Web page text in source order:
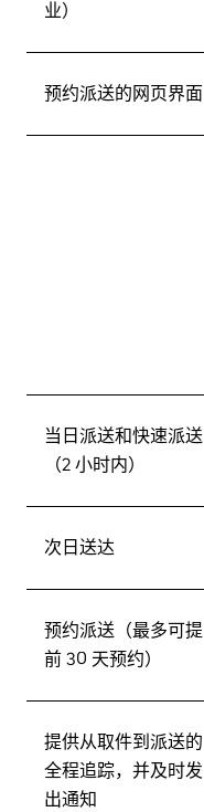
业）
预约派送的网页界面
当日派送和快速派送
（2 小时内）
次日送达
预约派送（最多可提
前 30 天预约）
提供从取件到派送的
全程追踪，并及时发
出通知